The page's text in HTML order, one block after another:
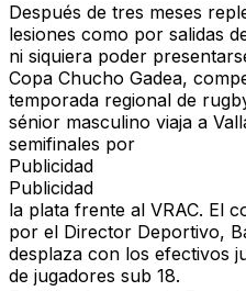
Después de tres meses
lesiones como por salidas
ni siquiera poder
Copa Chucho Gadea,
temporada regional de
sénior masculino viaja a
semifinales por
Publicidad
Publicidad
la plata frente al VRAC. El
por el Director Deportivo,
desplaza con los efectivos
de jugadores sub 18.